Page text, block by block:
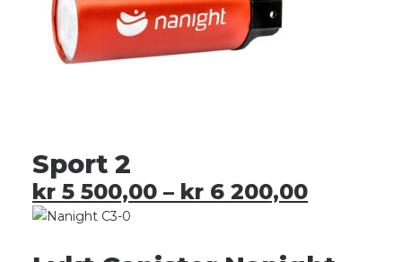
Sport 2
kr 5 500,00 – kr 6 200,00